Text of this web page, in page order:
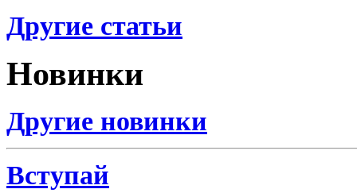
Другие статьи
Новинки
Другие новинки
Вступай